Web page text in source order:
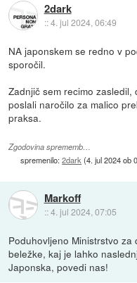
2dark
::4. jul 2024, 06:49
NA japonskem se redno v
sporočil.
Zadnjič sem recimo
poslali naročilo za malico
praksa.
Zgodovina sprememb…
spremenilo:2dark (4. jul 2024 ob
Markoff
::4. jul 2024, 07:05
Poduhovljeno Ministrstvo
beležke, kaj je lahko
Japonska, povedi nas!